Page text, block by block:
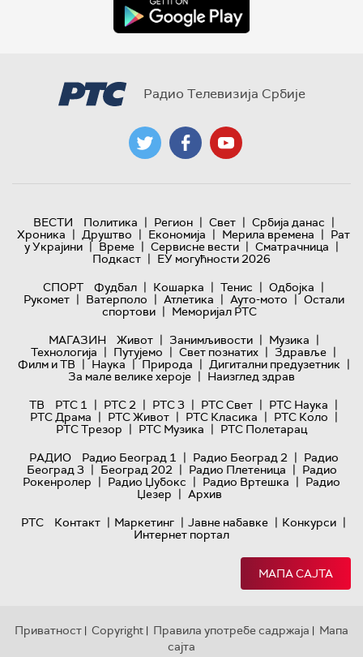
Радио Телевизија Србије
ВЕСТИ Политика | Регион | Свет | Србија данас |
Хроника | Друштво | Економија | Мерила времена | Рат
у Украјини | Време | Сервисне вести | Сматрачница |
Подкаст | ЕУ могућности 2026
СПОРТ
Фудбал | Кошарка | Тенис | Одбојка |
Рукомет | Ватерполо | Атлетика | Ауто-мото | Остали
спортови | Меморијал РТС
МАГАЗИН
Живот | Занимљивости | Музика |
Технологијa | Путујемо | Свет познатих | Здравље |
Филм и ТВ | Наука | Природа | Дигитални предузетник |
За мале велике хероје | Наизглед здрав
ТВ
РТС 1 | РТС 2 | РТС 3 | РТС Свет | РТС Наука |
РТС Драма | РТС Живот | РТС Класика | РТС Коло |
РТС Трезор | РТС Музика | РТС Полетарац
РАДИО
Радио Београд 1 | Радио Београд 2 | Радио
Београд 3 | Београд 202 | Радио Плетеница | Радио
Рокенролер | Радио Џубокс | Радио Вртешка | Радио
Џезер | Архив
РТС
Контакт | Маркетинг | Јавне набавке | Конкурси |
Интернет портал
МАПА САЈТА
Приватност | Copyright | Правила употребе садржаја | Мапа
сајта